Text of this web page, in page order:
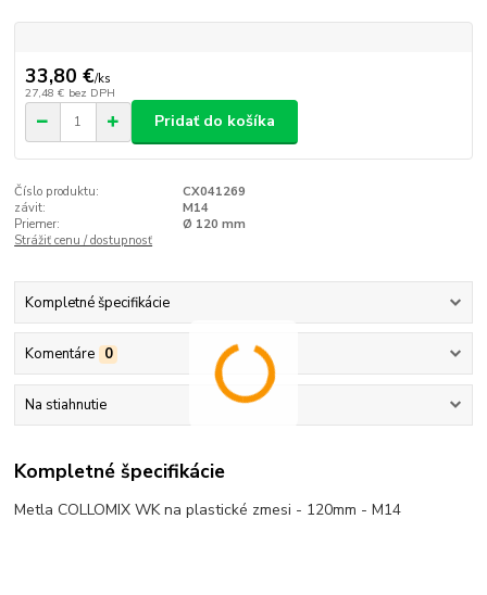
33,80 €/ks
27,48 € bez DPH
Pridať do košíka
Číslo produktu:
CX041269
závit:
M14
Priemer:
Ø 120 mm
Strážiť cenu / dostupnosť
Kompletné špecifikácie
Komentáre 0
Na stiahnutie
Kompletné špecifikácie
Metla COLLOMIX WK na plastické zmesi - 120mm - M14